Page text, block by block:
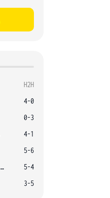
H2H
4-0
0-3
4-1
5-6
Alexandrova E.
5-4
3-5